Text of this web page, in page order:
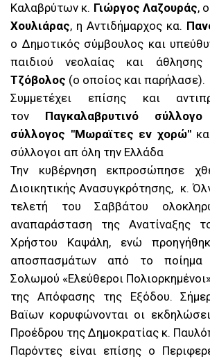
Καλαβρύτων κ. Γιώργος Λαζουράς,
Χουλιάρας, η Αντιδήμαρχος κα.
ο Δημοτικός σύμβουλος και
παιδιού νεολαίας και
Τζόβολος (ο οποίος και παρήλασε).
Συμμετέχει επίσης και
τον Παγκαλαβρυτινό
σύλλογος "Μωραϊτες εν χορώ"
σύλλογοι απ όλη την Ελλάδα
Την κυβέρνηση εκπροσώπησε
Διοικητικής Ανασυγκρότησης, κ.
τελετή του Σαββάτου
αναπαράσταση της Ανατίναξης
Χρήστου Καψάλη, ενώ
αποσπασμάτων από το ποίημα
Σολωμού «Ελεύθεροι
της Απόφασης της Εξόδου.
Βαϊων κορυφώνονται οι
Προέδρου της Δημοκρατίας κ.
Παρόντες είναι επίσης ο